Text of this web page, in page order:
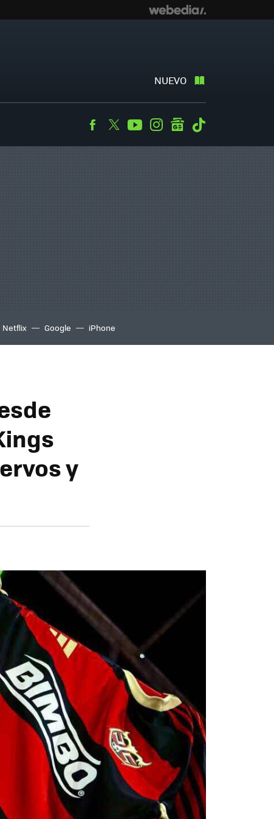
NUEVO
Facebook
TwitterYoutubeInstagramgooglenews
Netflix Google iPhone
y